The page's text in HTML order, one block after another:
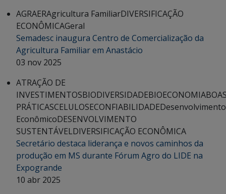
AGRAERAgricultura FamiliarDIVERSIFICAÇÃO
ECONÔMICAGeral
Semadesc inaugura Centro de Comercialização da
Agricultura Familiar em Anastácio
03 nov 2025
ATRAÇÃO DE
INVESTIMENTOSBIODIVERSIDADEBIOECONOMIA
PRÁTICASCELULOSECONFIABILIDADEDesenvolvimento
EconômicoDESENVOLVIMENTO
SUSTENTÁVELDIVERSIFICAÇÃO ECONÔMICA
Secretário destaca liderança e novos caminhos da
produção em MS durante Fórum Agro do LIDE na
Expogrande
10 abr 2025